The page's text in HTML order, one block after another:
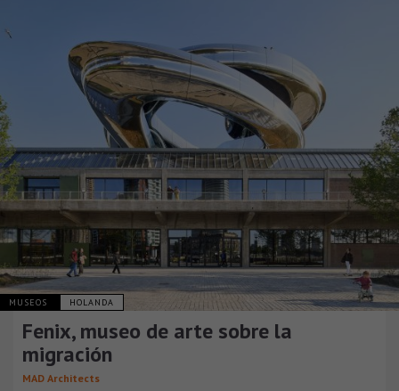
MUSEOS HOLANDA
Fenix, museo de arte sobre la
migración
MAD Architects